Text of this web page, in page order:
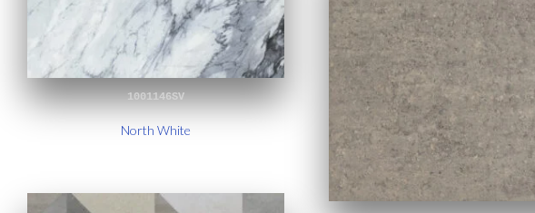
1001146SV
North White